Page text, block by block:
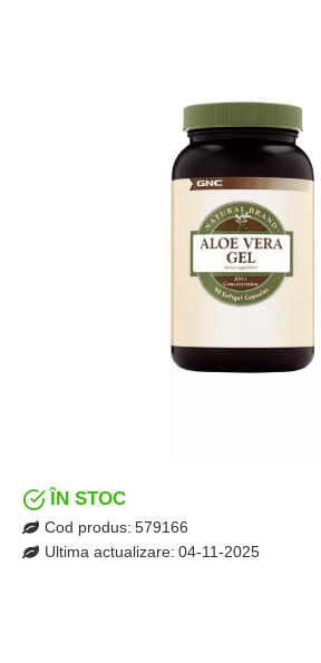
ÎN STOC
Cod produs: 579166
Ultima actualizare: 04-11-2025